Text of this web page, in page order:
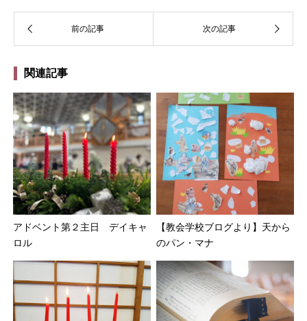
関連記事
アドベント第２主日 デイキャ
ロル
【教会学校ブログより】天から
のパン・マナ